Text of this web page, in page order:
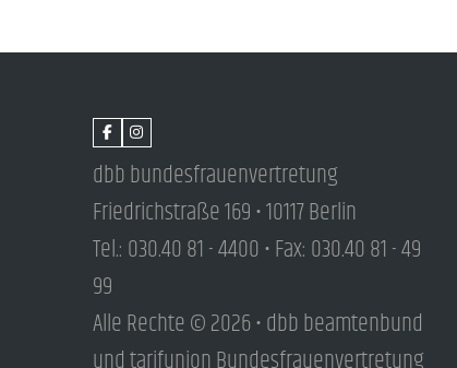
dbb bundesfrauenvertretung
Friedrichstraße 169 • 10117 Berlin
Tel.: 030.40 81 - 4400 • Fax: 030.40 81 - 49
99
Alle Rechte © 2026 • dbb beamtenbund